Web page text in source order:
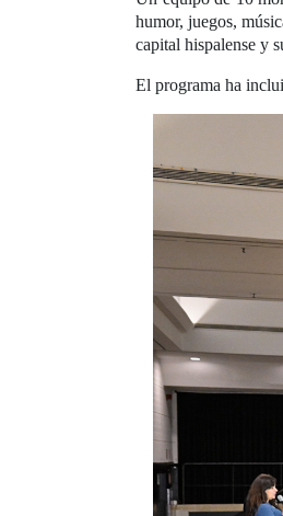
humor, juegos,
capital hispalense y
El programa ha